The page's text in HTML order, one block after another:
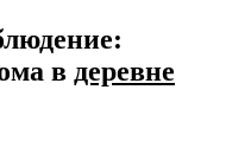
в деревне